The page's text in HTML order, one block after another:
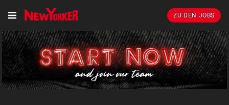
ZU DEN JOBS